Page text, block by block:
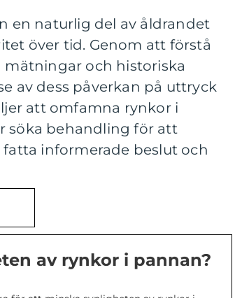
en naturlig del av åldrandet
över tid. Genom att förstå
mätningar och historiska
av dess påverkan på uttryck
att omfamna rynkor i
söka behandling för att
informerade beslut och
av rynkor i pannan?